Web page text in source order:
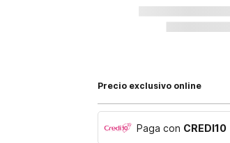
Precio exclusivo online
Paga con CREDI10